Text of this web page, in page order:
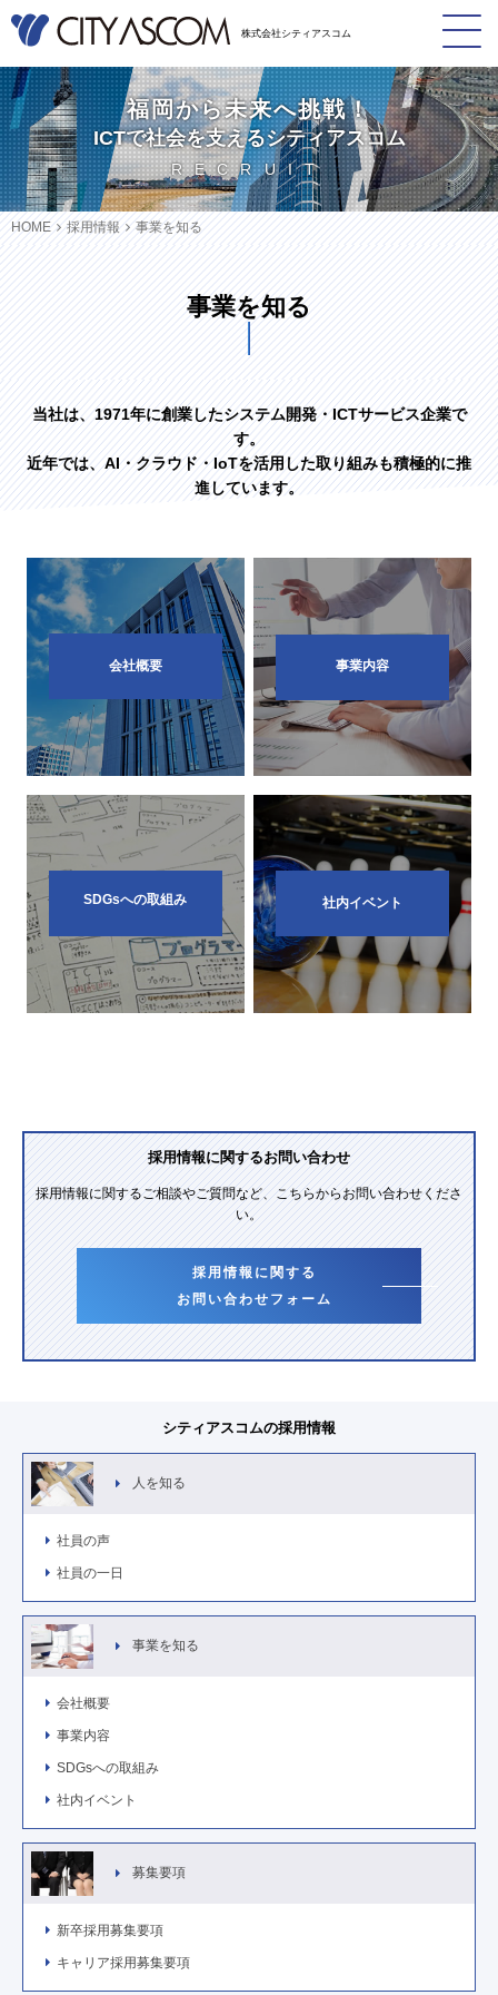
株式会社シティアスコム
福岡から未来へ挑戦！
ICTで社会を支えるシティアスコム
RECRUIT
HOME 採用情報 事業を知る
事業を知る
当社は、1971年に創業したシステム開発・ICTサービス企業で
す。
近年では、AI・クラウド・IoTを活用した取り組みも積極的に推
進しています。
会社概要 事業内容
SDGsへの取組み 社内イベント
採用情報に関するお問い合わせ
採用情報に関するご相談やご質問など、こちらからお問い合わせくださ
い。
採用情報に関する
お問い合わせフォーム
シティアスコムの採用情報
人を知る
社員の声
社員の一日
事業を知る
会社概要
事業内容
SDGsへの取組み
社内イベント
募集要項
新卒採用募集要項
キャリア採用募集要項